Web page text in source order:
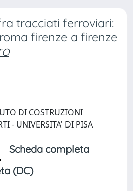
tracciati ferroviari:
firenze a firenze
DI COSTRUZIONI
- UNIVERSITA' DI PISA
Scheda completa
(DC)